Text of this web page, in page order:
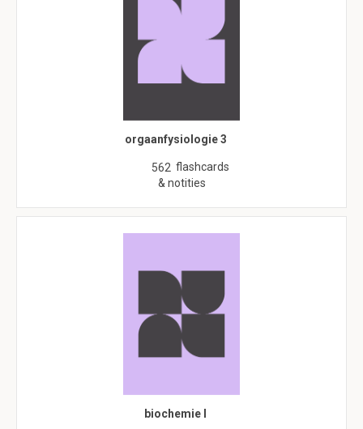
orgaanfysiologie 3
562 flashcards
& notities
biochemie I